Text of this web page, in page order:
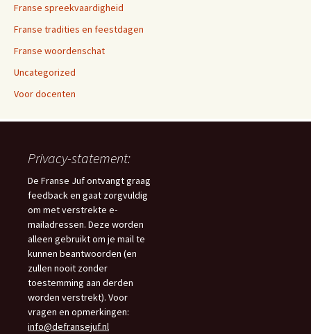
Franse spreekvaardigheid
Franse tradities en feestdagen
Franse woordenschat
Uncategorized
Voor docenten
Privacy-statement:
De Franse Juf ontvangt graag
feedback en gaat zorgvuldig
om met verstrekte e-
mailadressen. Deze worden
alleen gebruikt om je mail te
kunnen beantwoorden (en
zullen nooit zonder
toestemming aan derden
worden verstrekt). Voor
vragen en opmerkingen:
info@defransejuf.nl